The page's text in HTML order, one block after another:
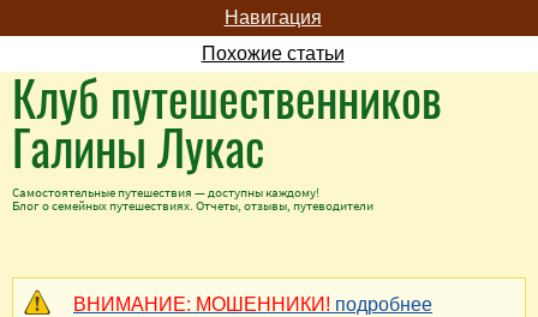
Навигация
Похожие статьи
Клуб путешественников
Галины Лукас
Самостоятельные путешествия — доступны каждому!
Блог о семейных путешествиях. Отчеты, отзывы, путеводители
ВНИМАНИЕ: МОШЕННИКИ! подробнее